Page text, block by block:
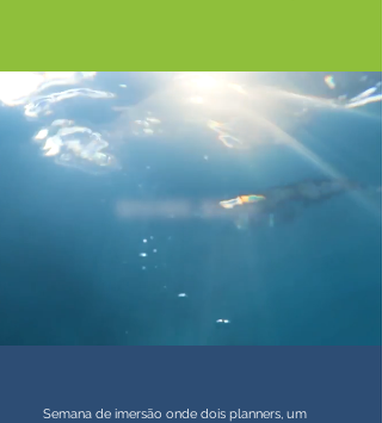
Semana de imersão onde dois planners, um